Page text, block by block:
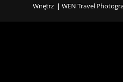
Wnętrz | WEN Travel